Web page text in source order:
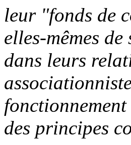
leur "fonds de
elles-mêmes
dans leurs
des principes